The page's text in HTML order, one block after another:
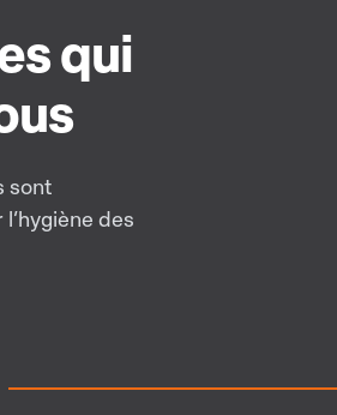
qui
sont
des